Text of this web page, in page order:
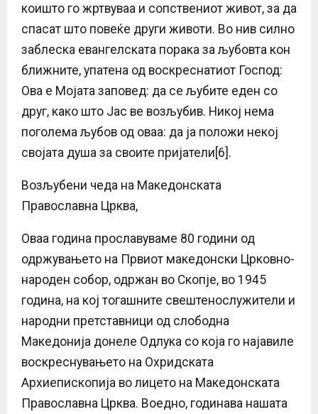
коишто го жртвуваа и сопствениот живот, за да
спасат што повеќе други животи. Во нив силно
заблеска евангелската порака за љубовта кон
ближните, упатена од воскреснатиот Господ:
Ова е Мојата заповед: да се љубите еден со
друг, како што Јас ве возљубив. Никој нема
поголема љубов од оваа: да ја положи некој
својата душа за своите пријатели[6].
Возљубени чеда на Македонската
Православна Црква,
Оваа година прославуваме 80 години од
одржувањето на Првиот македонски Црковно-
народен собор, одржан во Скопје, во 1945
година, на кој тогашните свештенослужители и
народни претставници од слободна
Македонија донеле Одлука со која го најавиле
воскреснувањето на Охридската
Архиепископија во лицето на Македонската
Православна Црква. Воедно, годинава нашата